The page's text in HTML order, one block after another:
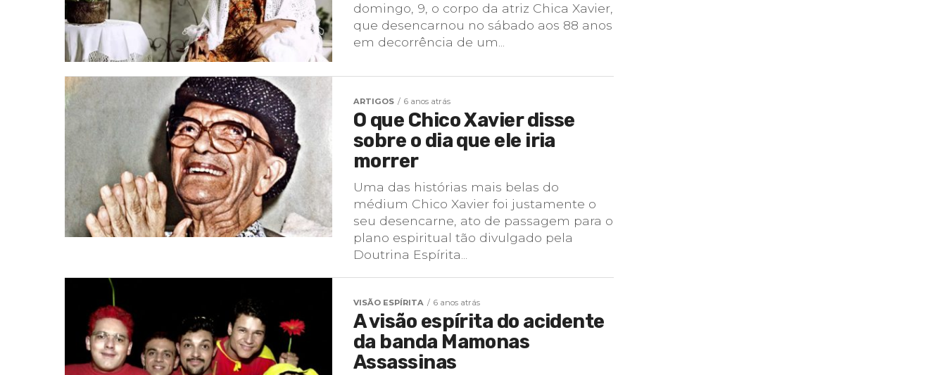
domingo, 9, o corpo da atriz Chica Xavier,
que desencarnou no sábado aos 88 anos
em decorrência de um...
ARTIGOS 6 anos atrás
O que Chico Xavier disse
sobre o dia que ele iria
morrer
Uma das histórias mais belas do
médium Chico Xavier foi justamente o
seu desencarne, ato de passagem para o
plano espiritual tão divulgado pela
Doutrina Espírita...
VISÃO ESPÍRITA 6 anos atrás
A visão espírita do acidente
da banda Mamonas
Assassinas